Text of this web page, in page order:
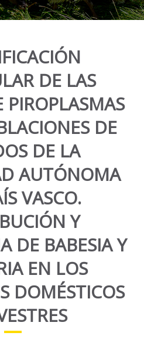
DE LAS
PIROPLASMAS
DE
DE LA
AUTÓNOMA
VASCO.
Y
DE BABESIA Y
EN LOS
DOMÉSTICOS